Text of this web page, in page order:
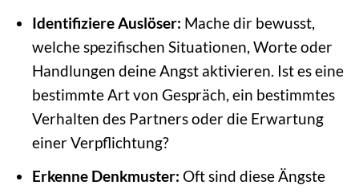
Identifiziere Auslöser: Mache dir bewusst,
welche spezifischen Situationen, Worte oder
Handlungen deine Angst aktivieren. Ist es eine
bestimmte Art von Gespräch, ein bestimmtes
Verhalten des Partners oder die Erwartung
einer Verpflichtung?
Erkenne Denkmuster: Oft sind diese Ängste